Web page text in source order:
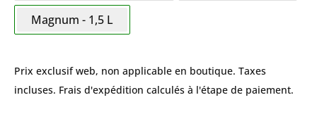
Magnum
Magnum - 1,5 L
Prix exclusif web, non applicable en boutique. Taxes
incluses. Frais d'expédition calculés à l'étape de paiement.